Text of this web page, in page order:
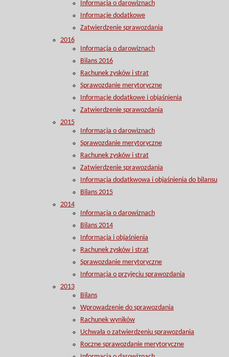
Informacja o darowiznach
Informacje dodatkowe
Zatwierdzenie sprawozdania
2016
Informacja o darowiznach
Bilans 2016
Rachunek zysków i strat
Sprawozdanie merytoryczne
Informacje dodatkowe i objaśnienia
Zatwierdzenie sprawozdania
2015
Informacja o darowiznach
Sprawozdanie merytoryczne
Rachunek zysków i strat
Zatwierdzenie sprawozdania
Informacja dodatkwowa i objaśnienia do bilansu
Bilans 2015
2014
Informacja o darowiznach
Bilans 2014
Informacja i objaśnienia
Rachunek zysków i strat
Sprawozdanie merytoryczne
Informacja o przyjęciu sprawozdania
2013
Bilans
Wprowadzenie do sprawozdania
Rachunek wyników
Uchwała o zatwierdzeniu sprawozdania
Roczne sprawozdanie merytoryczne